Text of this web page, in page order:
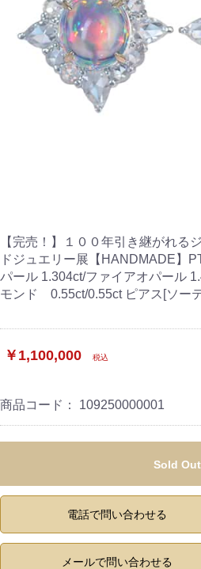
【完売！】１００年引き継がれ
ドジュエリー展【HANDMADE】
パール 1.304ct/ファイアオパール
モンド 0.55ct/0.55ct ピアス[ソー
￥1,100,000 税込
商品コード： 109250000001
Sold Out
電話で問い合わせる
メールで問い合わせる